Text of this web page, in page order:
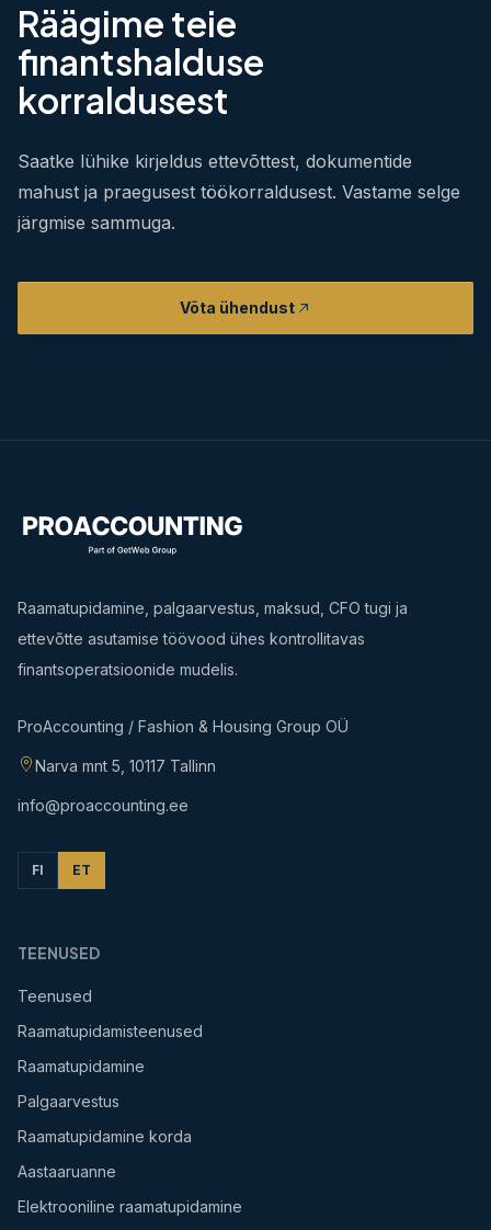
Räägime teie
finantshalduse
korraldusest
Saatke lühike kirjeldus ettevõttest, dokumentide
mahust ja praegusest töökorraldusest. Vastame selge
järgmise sammuga.
Võta ühendust
Raamatupidamine, palgaarvestus, maksud, CFO tugi ja
ettevõtte asutamise töövood ühes kontrollitavas
finantsoperatsioonide mudelis.
ProAccounting / Fashion & Housing Group OÜ
Narva mnt 5, 10117 Tallinn
info@proaccounting.ee
FI ET
TEENUSED
Teenused
Raamatupidamisteenused
Raamatupidamine
Palgaarvestus
Raamatupidamine korda
Aastaaruanne
Elektrooniline raamatupidamine